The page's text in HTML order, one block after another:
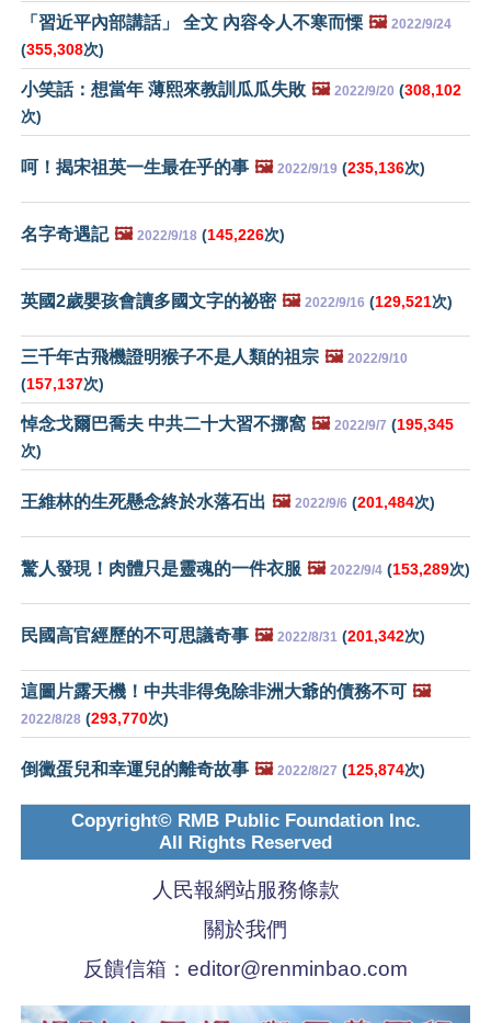
「習近平內部講話」 全文 內容令人不寒而慄 🖼️ 2022/9/24
(355,308次)
小笑話：想當年 薄熙來教訓瓜瓜失敗 🖼️ 2022/9/20 (308,102
次)
呵！揭宋祖英一生最在乎的事 🖼️ 2022/9/19 (235,136次)
名字奇遇記 🖼️ 2022/9/18 (145,226次)
英國2歲嬰孩會讀多國文字的祕密 🖼️ 2022/9/16 (129,521次)
三千年古飛機證明猴子不是人類的祖宗 🖼️ 2022/9/10
(157,137次)
悼念戈爾巴喬夫 中共二十大習不挪窩 🖼️ 2022/9/7 (195,345
次)
王維林的生死懸念終於水落石出 🖼️ 2022/9/6 (201,484次)
驚人發現！肉體只是靈魂的一件衣服 🖼️ 2022/9/4 (153,289次)
民國高官經歷的不可思議奇事 🖼️ 2022/8/31 (201,342次)
這圖片露天機！中共非得免除非洲大爺的債務不可 🖼️
2022/8/28 (293,770次)
倒黴蛋兒和幸運兒的離奇故事 🖼️ 2022/8/27 (125,874次)
Copyright© RMB Public Foundation Inc.
All Rights Reserved
人民報網站服務條款
關於我們
反饋信箱： editor@renminbao.com